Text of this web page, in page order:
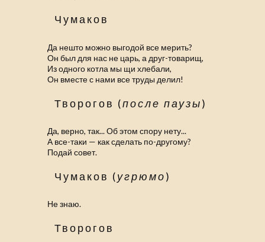
Чумаков
Да нешто можно выгодой все мерить?
Он был для нас не царь, а друг-товарищ,
Из одного котла мы щи хлебали,
Он вместе с нами все труды делил!
Творогов (после паузы)
Да, верно, так... Об этом спору нету...
А все-таки — как сделать по-другому?
Подай совет.
Чумаков (угрюмо)
Не знаю.
Творогов